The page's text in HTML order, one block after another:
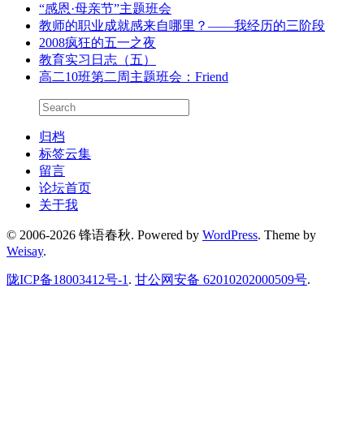
“感恩·母亲节”主题班会
教师的职业成就感来自哪里？——我经历的三阶段
2008疯狂的五一之夜
教育实习日志（五）
高二10班第二周主题班会：Friend
归档
标签云集
留言
论坛首页
关于我
© 2006-2026 锋语春秋. Powered by WordPress. Theme by
Weisay.
陇ICP备18003412号-1 . 甘公网安备 62010202000509号.